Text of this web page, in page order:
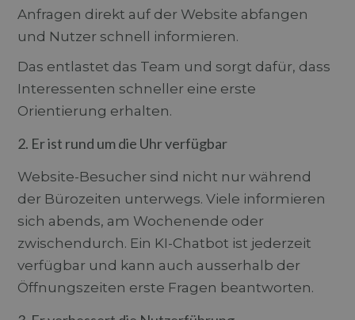
Anfragen direkt auf der Website abfangen
und Nutzer schnell informieren.
Das entlastet das Team und sorgt dafür, dass
Interessenten schneller eine erste
Orientierung erhalten.
2. Er ist rund um die Uhr verfügbar
Website-Besucher sind nicht nur während
der Bürozeiten unterwegs. Viele informieren
sich abends, am Wochenende oder
zwischendurch. Ein KI-Chatbot ist jederzeit
verfügbar und kann auch ausserhalb der
Öffnungszeiten erste Fragen beantworten.